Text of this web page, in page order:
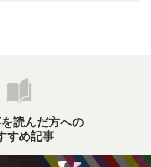
読んだ方への
すめ記事